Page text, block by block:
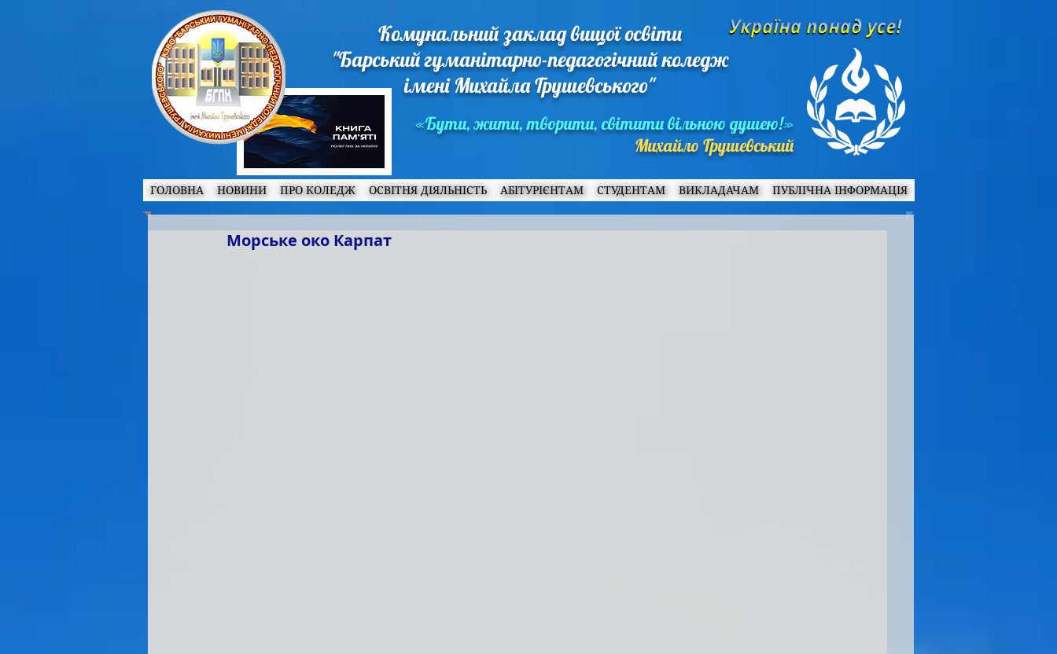
Комунальний заклад вищої освіти
"Барський гуманітарно-педагогічний коледж
імені Михайла Грушевського"
«Бути, жити, творити, світити вільною душею!»
Михайло Грушевський
ГОЛОВНА НОВИНИ ПРО КОЛЕДЖ ОСВІТНЯ ДІЯЛЬНІСТЬ АБІТУРІЄНТАМ СТУДЕНТАМ ВИКЛАДАЧАМ ПУБЛІЧНА ІНФОРМАЦІЯ
Морське око Карпат